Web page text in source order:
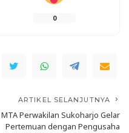
0
ARTIKEL SELANJUTNYA
MTA Perwakilan Sukoharjo Gelar
Pertemuan dengan Pengusaha